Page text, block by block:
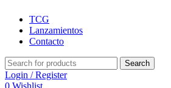
TCG
Lanzamientos
Contacto
Search
Login / Register